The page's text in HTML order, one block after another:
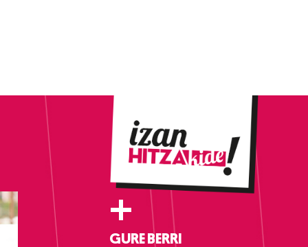
+
GURE BERRI